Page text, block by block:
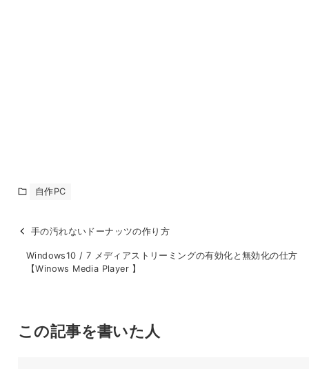
自作PC
手の汚れないドーナッツの作り方
Windows10 / 7 メディアストリーミングの有効化と無効化の仕方
【Winows Media Player 】
この記事を書いた人